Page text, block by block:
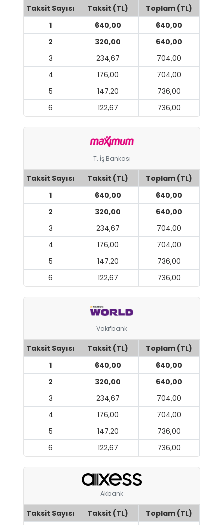
Taksit Sayısı Taksit (TL)
Toplam (TL)
1
640,00
640,00
2
320,00
640,00
3
234,67
704,00
4
176,00
704,00
5
147,20
736,00
6
122,67 736,00
T. İş Bankası
Taksit Sayısı Taksit (TL)
Toplam (TL)
1
640,00
640,00
2
320,00
640,00
3
234,67
704,00
4
176,00
704,00
5
147,20
736,00
6
122,67 736,00
Vakıfbank
Taksit Sayısı Taksit (TL)
Toplam (TL)
1
640,00
640,00
2
320,00
640,00
3
234,67
704,00
4
176,00
704,00
5
147,20
736,00
6
122,67 736,00
Akbank
Taksit Sayısı Taksit (TL) Toplam (TL)